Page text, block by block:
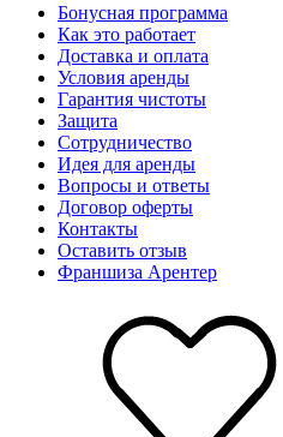
Бонусная программа
Как это работает
Доставка и оплата
Условия аренды
Гарантия чистоты
Защита
Сотрудничество
Идея для аренды
Вопросы и ответы
Договор оферты
Контакты
Оставить отзыв
Франшиза Арентер